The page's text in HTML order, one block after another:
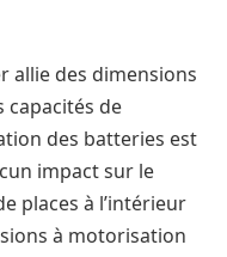
allie des dimensions
capacités de
des batteries est
impact sur le
places à l’intérieur
à motorisation